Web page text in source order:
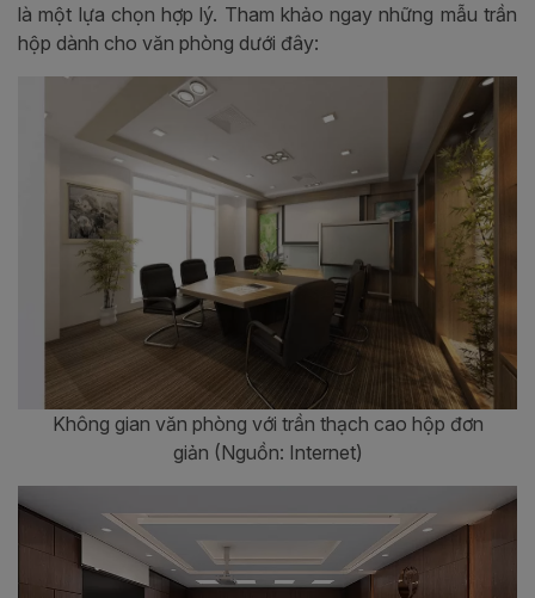
là một lựa chọn hợp lý. Tham khảo ngay những mẫu trần
hộp dành cho văn phòng dưới đây:
Không gian văn phòng với trần thạch cao hộp đơn
giản (Nguồn: Internet)